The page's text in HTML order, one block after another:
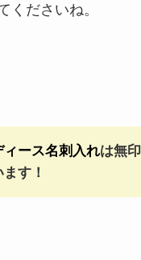
くださいね。
ィース名刺入れは無
す！